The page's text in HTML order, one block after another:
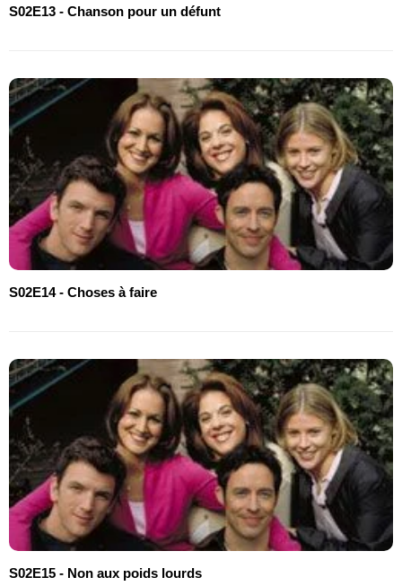
S02E13 - Chanson pour un défunt
S02E14 - Choses à faire
S02E15 - Non aux poids lourds